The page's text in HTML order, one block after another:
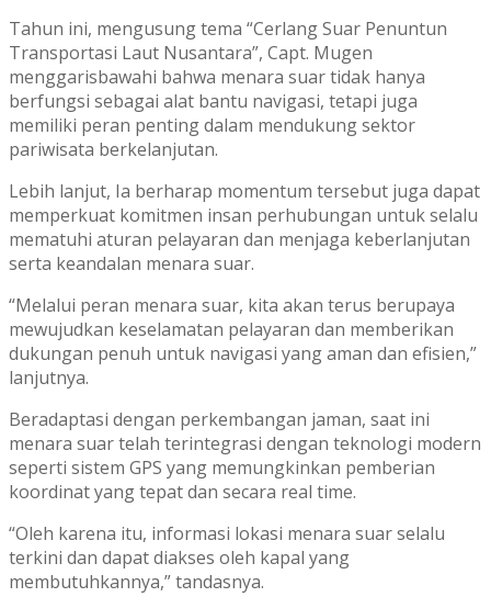
Tahun ini, mengusung tema “Cerlang Suar Penuntun
Transportasi Laut Nusantara”, Capt. Mugen
menggarisbawahi bahwa menara suar tidak hanya
berfungsi sebagai alat bantu navigasi, tetapi juga
memiliki peran penting dalam mendukung sektor
pariwisata berkelanjutan.
Lebih lanjut, Ia berharap momentum tersebut juga dapat
memperkuat komitmen insan perhubungan untuk selalu
mematuhi aturan pelayaran dan menjaga keberlanjutan
serta keandalan menara suar.
“Melalui peran menara suar, kita akan terus berupaya
mewujudkan keselamatan pelayaran dan memberikan
dukungan penuh untuk navigasi yang aman dan efisien,”
lanjutnya.
Beradaptasi dengan perkembangan jaman, saat ini
menara suar telah terintegrasi dengan teknologi modern
seperti sistem GPS yang memungkinkan pemberian
koordinat yang tepat dan secara real time.
“Oleh karena itu, informasi lokasi menara suar selalu
terkini dan dapat diakses oleh kapal yang
membutuhkannya,” tandasnya.